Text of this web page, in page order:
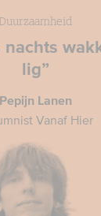
nachts
lig”
Duurzaamheid
Pepijn Lanen
Vanaf Hier